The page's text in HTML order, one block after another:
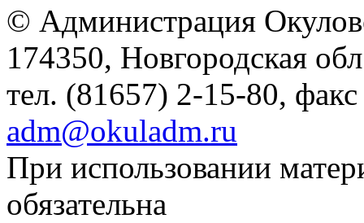
© Администрация
174350, Новгородская
тел. (81657) 2-15-80,
adm@okuladm.ru
При использовании
обязательна